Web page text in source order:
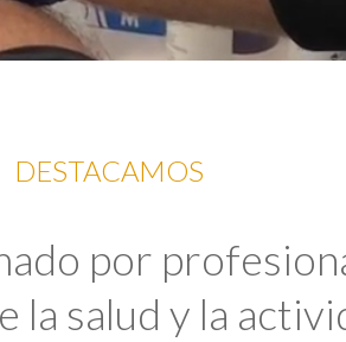
DESTACAMOS
por
la salud y la